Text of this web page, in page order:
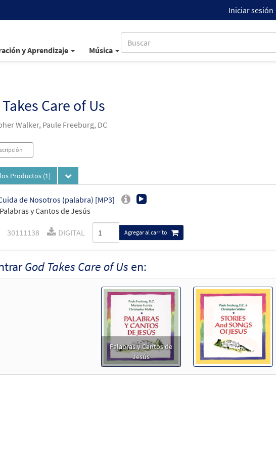
Iniciar sesión
y Aprendizaje Música
Care of Us
Walker, Paule Freeburg, DC
Productos (1)
de Nosotros (palabra) [MP3]
y Cantos de Jesús
30111138 DIGITAL Agregar al carrito
God Takes Care of Us en:
Palabras y Cantos de
Jesús